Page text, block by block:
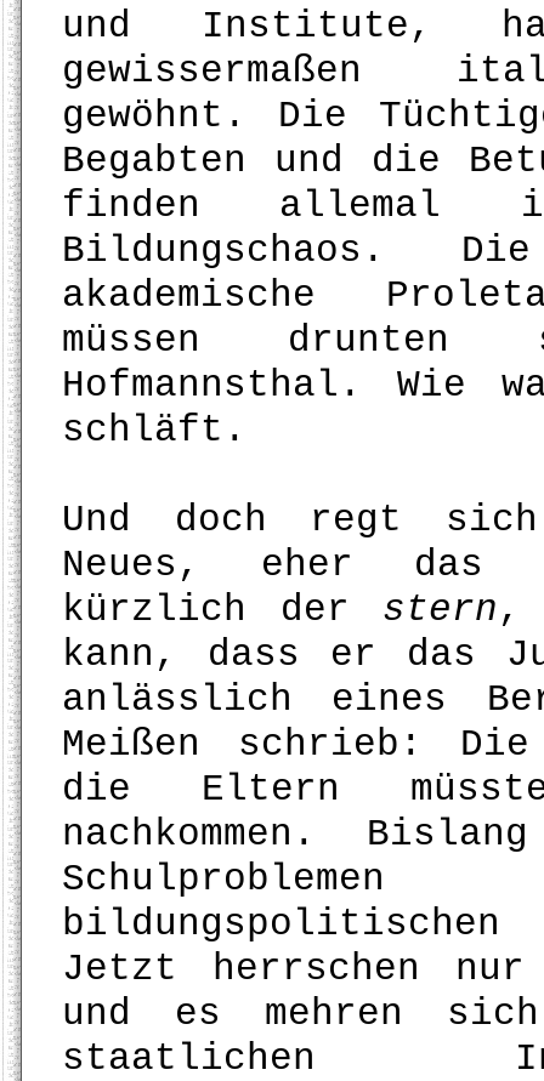
und Institute,
gewissermaßen
gewöhnt. Die
Begabten und die
finden allemal
Bildungschaos.
akademische
müssen drunten
Hofmannsthal. Wie
schläft.
Und doch regt
Neues, eher das
kürzlich der stern,
kann, dass er das
anlässlich eines
Meißen schrieb:
die Eltern
nachkommen.
bildungspolitischen
Jetzt herrschen nur
und es mehren
staatlichen